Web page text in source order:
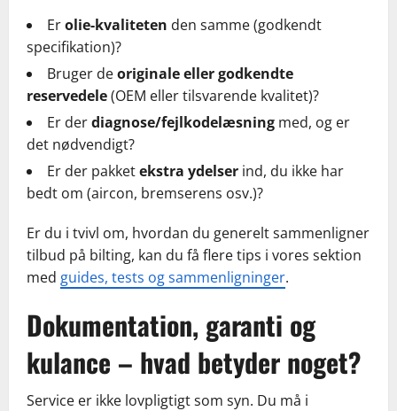
Erolie-kvaliteten den samme (godkendt
specifikation)?
Bruger deoriginale eller godkendte
reservedele(OEM eller tilsvarende kvalitet)?
Er derdiagnose/fejlkodelæsning med, og er
det nødvendigt?
Er der pakketekstra ydelser ind, du ikke har
bedt om (aircon, bremserens osv.)?
Er du i tvivl om, hvordan du generelt sammenligner
tilbud på bilting, kan du få flere tips i vores sektion
med guides, tests og sammenligninger.
Dokumentation, garanti og
kulance – hvad betyder noget?
Service er ikke lovpligtigt som syn. Du må i